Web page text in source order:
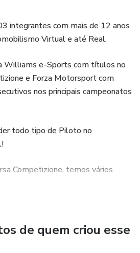
integrantes com mais de 12 anos
Virtual e até Real.
Williams e-Sports com títulos no
e Forza Motorsport com
nos principais campeonatos
todo tipo de Piloto no
Competizione, temos vários
sobre os temas (setups, pistas,
de quem criou esse